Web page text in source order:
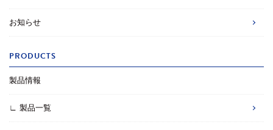
お知らせ
PRODUCTS
製品情報
∟ 製品一覧